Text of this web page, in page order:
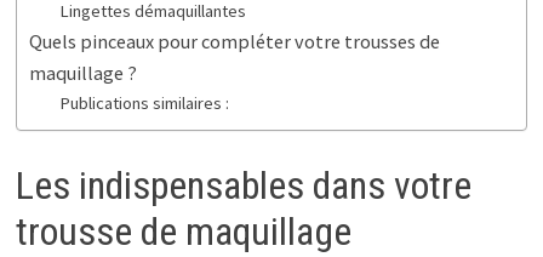
Lingettes démaquillantes
Quels pinceaux pour compléter votre trousses de
maquillage ?
Publications similaires :
Les indispensables dans votre
trousse de maquillage